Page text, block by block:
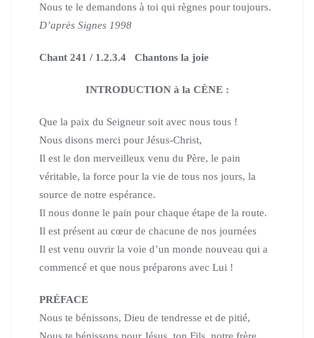
Nous te le demandons à toi qui règnes pour toujours.
D’après Signes 1998
Chant 241 / 1.2.3.4 Chantons la joie
INTRODUCTION à la CÈNE :
Que la paix du Seigneur soit avec nous tous !
Nous disons merci pour Jésus-Christ,
Il est le don merveilleux venu du Père, le pain
véritable, la force pour la vie de tous nos jours, la
source de notre espérance.
Il nous donne le pain pour chaque étape de la route.
Il est présent au cœur de chacune de nos journées
Il est venu ouvrir la voie d’un monde nouveau qui a
commencé et que nous préparons avec Lui !
PRÉFACE
Nous te bénissons, Dieu de tendresse et de pitié,
Nous te bénissons pour Jésus, ton Fils, notre frère.